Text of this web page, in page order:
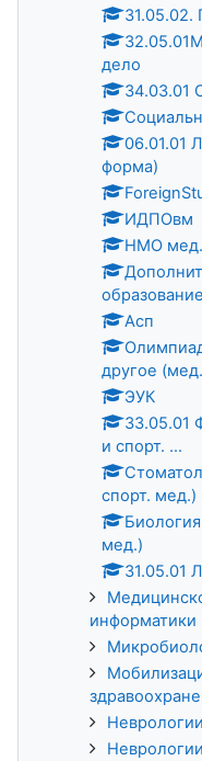
31.05.02.
дело
34.03.01
06.01.01
форма)
ИДПОвм
НМО мед.
Асп
другое
ЭУК
33.05.01
и спорт. ...
спорт. мед.)
мед.)
31.05.01
информатики
Неврологии